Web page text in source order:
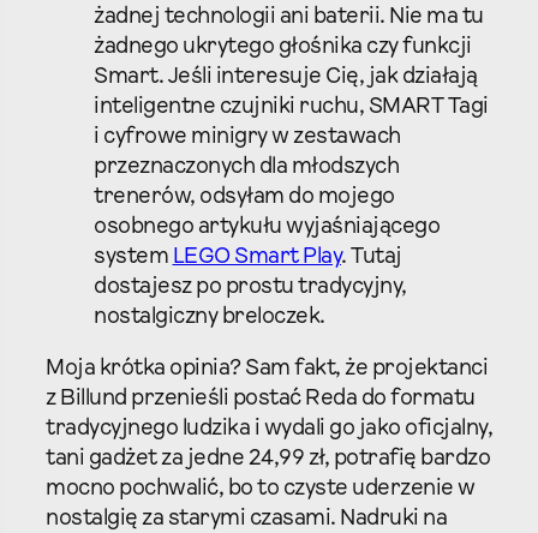
żadnej technologii ani baterii. Nie ma tu
żadnego ukrytego głośnika czy funkcji
Smart. Jeśli interesuje Cię, jak działają
inteligentne czujniki ruchu, SMART Tagi
i cyfrowe minigry w zestawach
przeznaczonych dla młodszych
trenerów, odsyłam do mojego
osobnego artykułu wyjaśniającego
system LEGO Smart Play. Tutaj
dostajesz po prostu tradycyjny,
nostalgiczny breloczek.
Moja krótka opinia? Sam fakt, że projektanci
z Billund przenieśli postać Reda do formatu
tradycyjnego ludzika i wydali go jako oficjalny,
tani gadżet za jedne 24,99 zł, potrafię bardzo
mocno pochwalić, bo to czyste uderzenie w
nostalgię za starymi czasami. Nadruki na